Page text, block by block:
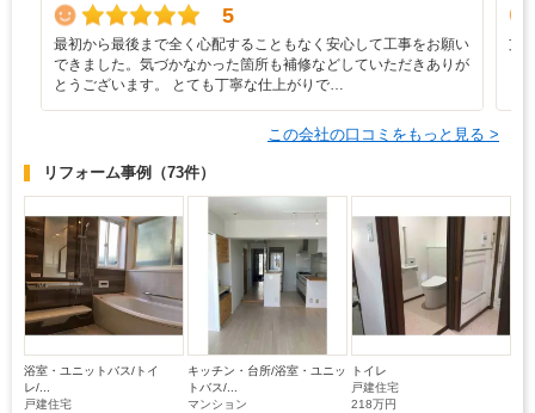
5
最初から最後まで全く心配することもなく安心して工事をお願い
できました。気づかなかった箇所も補修などしていただきありが
とうございます。 とても丁寧な仕上がりで…
支
この会社の口コミをもっと見る >
リフォーム事例 （73件）
浴室・ユニットバス/トイ
レ/...
戸建住宅
キッチン・台所/浴室・ユニッ
トバス/...
マンション
トイレ
戸建住宅
218万円